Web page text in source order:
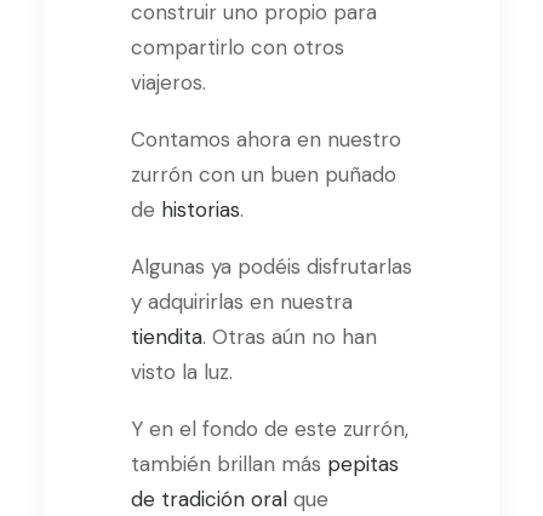
construir uno propio para
compartirlo con otros
viajeros.
Contamos ahora en nuestro
zurrón con un buen puñado
de historias.
Algunas ya podéis disfrutarlas
y adquirirlas en nuestra
tiendita. Otras aún no han
visto la luz.
Y en el fondo de este zurrón,
también brillan más pepitas
de tradición oral que